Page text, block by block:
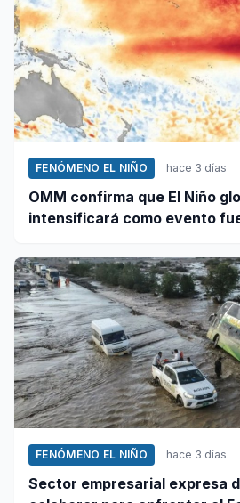
FENÓMENO EL NIÑO hace 3 días
OMM confirma que El Niño
intensificará como evento
FENÓMENO EL NIÑO hace 3 días
Sector empresarial expresa